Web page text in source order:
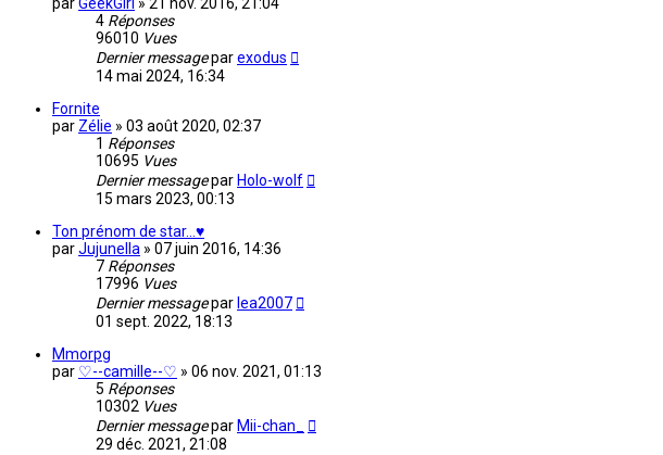
4 Réponses
96010 Vues
Dernier messageparexodus
14 mai 2024, 16:34
Fornite
par Zélie » 03 août 2020, 02:37
1 Réponses
10695 Vues
Dernier messagepar Holo-wolf
15 mars 2023, 00:13
Ton prénom de star...♥
parJujunella » 07 juin 2016, 14:36
7 Réponses
17996 Vues
Dernier messagepar lea2007
01 sept. 2022, 18:13
Mmorpg
par ♡--camille--♡ » 06 nov. 2021, 01:13
5 Réponses
10302 Vues
Dernier messagepar Mii-chan_
29 déc. 2021, 21:08